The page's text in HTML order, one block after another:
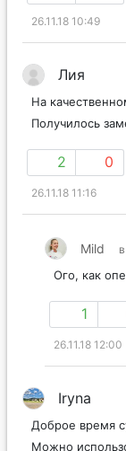
26.11.18 10:49
Лия
На
Получилось
2 0
26.11.18 11:16
Mild
Ого, как
1
26.11.18 12:00
Iryna
Доброе время
Можно